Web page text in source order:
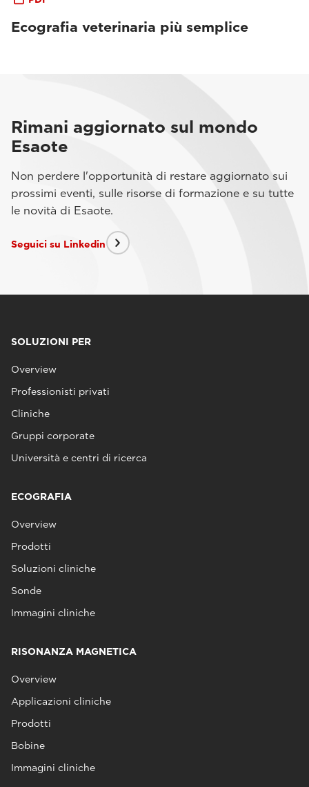
Ecografia veterinaria più semplice
Rimani aggiornato sul mondo
Esaote
Non perdere l'opportunità di restare aggiornato sui
prossimi eventi, sulle risorse di formazione e su tutte
le novità di Esaote.
Seguici su Linkedin
SOLUZIONI PER
Overview
Professionisti privati
Cliniche
Gruppi corporate
Università e centri di ricerca
ECOGRAFIA
Overview
Prodotti
Soluzioni cliniche
Sonde
Immagini cliniche
RISONANZA MAGNETICA
Overview
Applicazioni cliniche
Prodotti
Bobine
Immagini cliniche